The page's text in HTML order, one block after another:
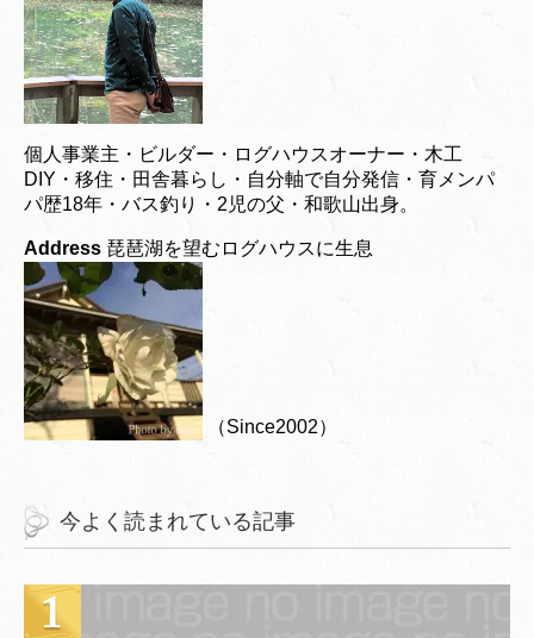
個人事業主・ビルダー・ログハウスオーナー・木工
DIY・移住・田舎暮らし・自分軸で自分発信・育メンパ
パ歴18年・バス釣り・2児の父・和歌山出身。
Address 琵琶湖を望むログハウスに生息
（Since2002）
今よく読まれている記事